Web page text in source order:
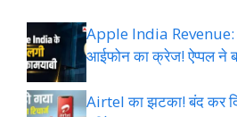
Apple India Revenue:
आईफोन का क्रेज! ऐप्पल ने
Airtel का झटका! बंद कर